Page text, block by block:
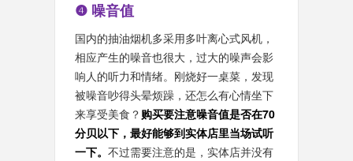
❹ 噪音值
国内的抽油烟机多采用多叶离心式风机，
相应产生的噪音也很大，过大的噪声会影
响人的听力和情绪。刚烧好一桌菜，发现
被噪音吵得头晕烦躁，还怎么有心情坐下
来享受美食？ 购买要注意噪音值是否在70
分贝以下，最好能够到实体店里当场试听
一下。 不过需要注意的是，实体店并没有